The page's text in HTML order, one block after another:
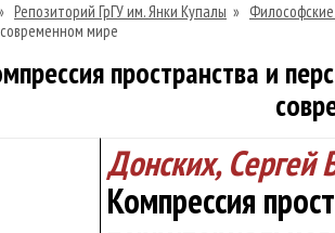
Репозиторий ГрГУ им. Янки Купалы »
мире
пространства и
Донских, Сергей
Компрессия